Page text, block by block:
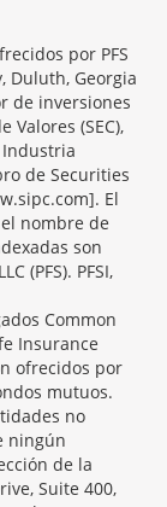
por PFS
Duluth, Georgia
de inversiones
(SEC),
de Securities
El
nombre de
son
(PFS). PFSI,
Common
Insurance
ofrecidos por
mutuos.
no
ningún
de la
Suite 400,